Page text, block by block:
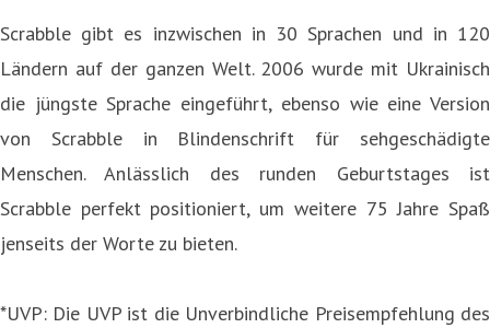
Scrabble gibt es inzwischen in 30 Sprachen und in 120
Ländern auf der ganzen Welt. 2006 wurde mit Ukrainisch
die jüngste Sprache eingeführt, ebenso wie eine Version
von Scrabble in Blindenschrift für sehgeschädigte
Menschen. Anlässlich des runden Geburtstages ist
Scrabble perfekt positioniert, um weitere 75 Jahre Spaß
jenseits der Worte zu bieten.
*UVP: Die UVP ist die Unverbindliche Preisempfehlung des